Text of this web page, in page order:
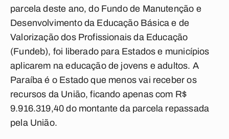
parcela deste ano, do Fundo de Manutenção e
Desenvolvimento da Educação Básica e de
Valorização dos Profissionais da Educação
(Fundeb), foi liberado para Estados e municípios
aplicarem na educação de jovens e adultos. A
Paraíba é o Estado que menos vai receber os
recursos da União, ficando apenas com R$
9.916.319,40 do montante da parcela repassada
pela União.